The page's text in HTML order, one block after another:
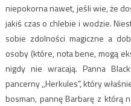
niepokorna nawet, jeśli wie, że
jakiś czas o chlebie i wodzie.
sobie zdolności magiczne a
osoby (które, nota bene, mogą
nigdy nie wracają. Panna
pancerny ,,Herkules”, który
bosman, pannę Barbarę z którą